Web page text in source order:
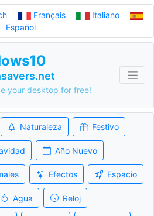
Français
Italiano
Español
your desktop for free!
Naturaleza Festivo
Año Nuevo
Efectos Espacio
Agua Reloj